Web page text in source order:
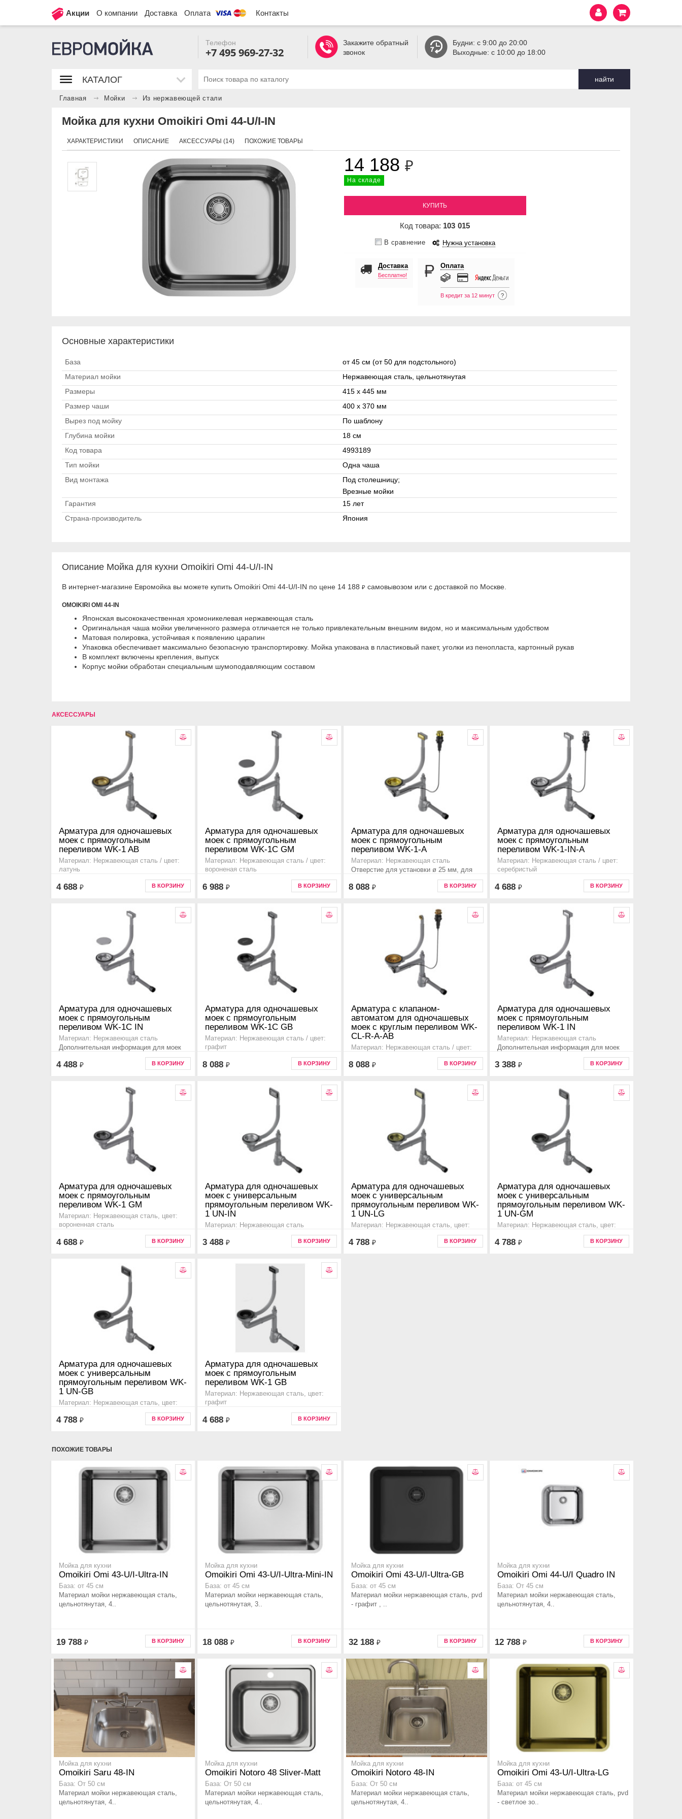
Акции О компании Доставка Оплата Контакты
Телефон
+7 495 969-27-32
Закажите обратный
звонок
Будни: с 9:00 до 20:00
Выходные: с 10:00 до 18:00
найти
КАТАЛОГ
Главная Мойки Из нержавеющей стали
Мойка для кухни Omoikiri Omi 44-U/I-IN
ХАРАКТЕРИСТИКИ ОПИСАНИЕ АКСЕССУАРЫ (14) ПОХОЖИЕ ТОВАРЫ
14 188 ₽
На складе
КУПИТЬ
Код товара: 103 015
В сравнение Нужна установка
Доставка
Бесплатно!
Оплата
В кредит за 12 минут ?
Основные характеристики
База
от 45 см (от 50 для подстольного)
Материал мойки
Нержавеющая сталь, цельнотянутая
Размеры
415 x 445 мм
Размер чаши
400 x 370 мм
Вырез под мойку
По шаблону
Глубина мойки
18 см
Код товара
4993189
Тип мойки
Одна чаша
Вид монтажа
Под столешницу;
Врезные мойки
Гарантия
15 лет
Страна-производитель
Япония
Описание Мойка для кухни Omoikiri Omi 44-U/I-IN
В интернет-магазине Евромойка вы можете купить Omoikiri Omi 44-U/I-IN по цене 14 188 ₽ самовывозом или с доставкой по Москве.
OMOIKIRI OMI 44-IN
Японская высококачественная хромоникелевая нержавеющая сталь
Оригинальная чаша мойки увеличенного размера отличается не только привлекательным внешним видом, но и максимальным удобством
Матовая полировка, устойчивая к появлению царапин
Упаковка обеспечивает максимально безопасную транспортировку. Мойка упакована в пластиковый пакет, уголки из пенопласта, картонный рукав
В комплект включены крепления, выпуск
Корпус мойки обработан специальным шумоподавляющим составом
АКСЕССУАРЫ
Арматура для одночашевых
моек с прямоугольным
переливом WK-1 AB
Материал: Нержавеющая сталь / цвет:
латунь
Дополнительная информация для моек
серии taki, akisame, omi, tadzava, ashi,
4 688 ₽ В КОРЗИНУ
Арматура для одночашевых
моек с прямоугольным
переливом WK-1C GM
Материал: Нержавеющая сталь / цвет:
вороненая сталь
Дополнительная информация для моек
серии ashi, sagami, haruna, taki, tadzava,
6 988 ₽ В КОРЗИНУ
Арматура для одночашевых
моек с прямоугольным
переливом WK-1-A
Материал: Нержавеющая сталь
Отверстие для установки ø 25 мм, для
моек серии ASHI, SAGAMI, TAKI,
TADZAVA, OMI, KASEN, AKISAME,
8 088 ₽ В КОРЗИНУ
Арматура для одночашевых
моек с прямоугольным
переливом WK-1-IN-A
Материал: Нержавеющая сталь / цвет:
серебристый
Дополнительная информация для моек
серии ashi, sagami, taki, tadzava, omi,
4 688 ₽ В КОРЗИНУ
Арматура для одночашевых
моек с прямоугольным
переливом WK-1C IN
Материал: Нержавеющая сталь
Дополнительная информация для моек
серии ashi, sagami, haruna, taki, tadzava,
omi, kasen, akisame, amadare, mizu. ,
4 488 ₽ В КОРЗИНУ
Арматура для одночашевых
моек с прямоугольным
переливом WK-1C GB
Материал: Нержавеющая сталь / цвет:
графит
Дополнительная информация для моек
серии ashi, sagami, haruna, taki, tadzava,
8 088 ₽ В КОРЗИНУ
Арматура с клапаном-
автоматом для одночашевых
моек с круглым переливом WK-
CL-R-A-AB
Материал: Нержавеющая сталь / цвет:
Дополнительная информация для моек
yonaka, manmaru, akegata , 4957092
8 088 ₽ В КОРЗИНУ
Арматура для одночашевых
моек с прямоугольным
переливом WK-1 IN
Материал: Нержавеющая сталь
Дополнительная информация для моек
серии ashi, haruna, sagami, taki, tadzava,
omi, kasen, akisame, amadare, mizu ,
3 388 ₽ В КОРЗИНУ
Арматура для одночашевых
моек с прямоугольным
переливом WK-1 GM
Материал: Нержавеющая сталь, цвет:
вороненная сталь
Дополнительная информация для моек
серии ashi, haruna, sagami, taki, tadzava,
4 688 ₽ В КОРЗИНУ
Арматура для одночашевых
моек с универсальным
прямоугольным переливом WK-
1 UN-IN
Материал: Нержавеющая сталь
Дополнительная информация для моек
kata c одной чашей, tasogare 65 и 86,
3 488 ₽ В КОРЗИНУ
Арматура для одночашевых
моек с универсальным
прямоугольным переливом WK-
1 UN-LG
Материал: Нержавеющая сталь, цвет:
Дополнительная информация для моек
4 788 ₽ В КОРЗИНУ
Арматура для одночашевых
моек с универсальным
прямоугольным переливом WK-
1 UN-GM
Материал: Нержавеющая сталь, цвет:
Дополнительная информация для моек
4 788 ₽ В КОРЗИНУ
Арматура для одночашевых
моек с универсальным
прямоугольным переливом WK-
1 UN-GB
Материал: Нержавеющая сталь, цвет:
Дополнительная информация для моек
4 788 ₽ В КОРЗИНУ
Арматура для одночашевых
моек с прямоугольным
переливом WK-1 GB
Материал: Нержавеющая сталь, цвет:
графит
Дополнительная информация для моек
серии ashi, haruna, sagami, taki, tadzava,
4 688 ₽ В КОРЗИНУ
ПОХОЖИЕ ТОВАРЫ
Мойка для кухни
Omoikiri Omi 43-U/I-Ultra-IN
База: от 45 см
Материал мойки нержавеющая сталь,
цельнотянутая, 4..
19 788 ₽ В КОРЗИНУ
Мойка для кухни
Omoikiri Omi 43-U/I-Ultra-Mini-IN
База: от 45 см
Материал мойки нержавеющая сталь,
цельнотянутая, 3..
18 088 ₽ В КОРЗИНУ
Мойка для кухни
Omoikiri Omi 43-U/I-Ultra-GB
База: от 45 см
Материал мойки нержавеющая сталь, pvd
- графит , ..
32 188 ₽ В КОРЗИНУ
Мойка для кухни
Omoikiri Omi 44-U/I Quadro IN
База: От 45 см
Материал мойки нержавеющая сталь,
цельнотянутая, 4..
12 788 ₽ В КОРЗИНУ
Мойка для кухни
Omoikiri Saru 48-IN
База: От 50 см
Материал мойки нержавеющая сталь,
цельнотянутая, 4..
Мойка для кухни
Omoikiri Notoro 48 Sliver-Matt
База: От 50 см
Материал мойки нержавеющая сталь,
цельнотянутая, 4..
Мойка для кухни
Omoikiri Notoro 48-IN
База: От 50 см
Материал мойки нержавеющая сталь,
цельнотянутая, 4..
Мойка для кухни
Omoikiri Omi 43-U/I-Ultra-LG
База: от 45 см
Материал мойки нержавеющая сталь, pvd
- светлое зо..